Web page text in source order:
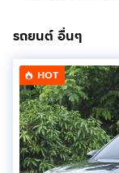
รถยนต์ อื่นๆ
HOT